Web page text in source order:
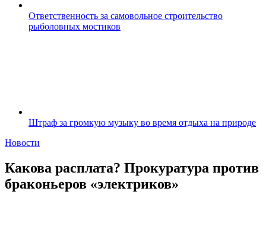
Ответственность за самовольное строительство
рыболовных мостиков
Штраф за громкую музыку во время отдыха на природе
Новости
Какова расплата? Прокуратура против
браконьеров «электриков»